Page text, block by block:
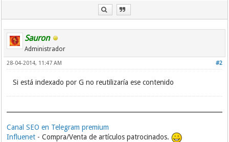
Sauron
Administrador
#2
28-04-2014, 11:47 AM
Si está indexado por G no reutilizaría ese contenido
Canal SEO en Telegram premium
Influenet - Compra/Venta de artículos patrocinados.